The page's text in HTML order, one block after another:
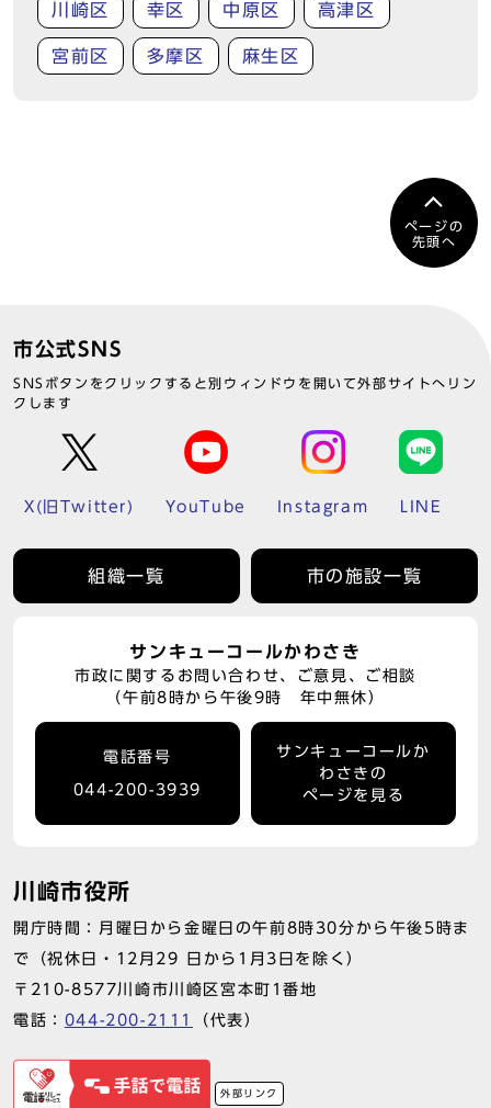
川崎区 幸区 中原区 高津区
宮前区 多摩区 麻生区
ページの
先頭へ
市公式SNS
SNSボタンをクリックすると別ウィンドウを開いて外部サイトへリン
クします
X(旧Twitter) YouTube Instagram LINE
組織一覧 市の施設一覧
サンキューコールかわさき
市政に関するお問い合わせ、ご意見、ご相談
（午前8時から午後9時 年中無休）
電話番号
044-200-3939
サンキューコールか
わさきの
ページを見る
川崎市役所
開庁時間：月曜日から金曜日の午前8時30分から午後5時ま
で（祝休日・12月29 日から1月3日を除く）
〒210-8577川崎市川崎区宮本町1番地
電話： 044-200-2111 （代表）
外部リンク